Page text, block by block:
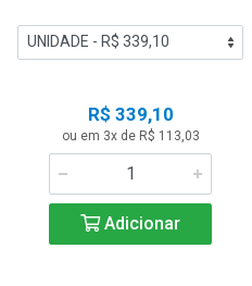
R$ 339,10
ou em 3x de R$ 113,03
Adicionar